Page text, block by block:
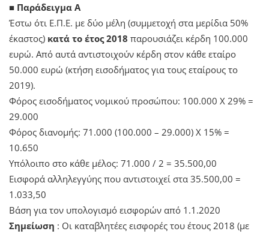
■ Παράδειγμα Α
Έστω ότι Ε.Π.Ε. με δύο μέλη (συμμετοχή στα μερίδια 50%
έκαστος) κατά το έτος 2018 παρουσιάζει κέρδη 100.000
ευρώ. Από αυτά αντιστοιχούν κέρδη στον κάθε εταίρο
50.000 ευρώ (κτήση εισοδήματος για τους εταίρους το
2019).
Φόρος εισοδήματος νομικού προσώπου: 100.000 Χ 29% =
29.000
Φόρος διανομής: 71.000 (100.000 – 29.000) Χ 15% =
10.650
Υπόλοιπο στο κάθε μέλος: 71.000 / 2 = 35.500,00
Εισφορά αλληλεγγύης που αντιστοιχεί στα 35.500,00 =
1.033,50
Βάση για τον υπολογισμό εισφορών από 1.1.2020
Σημείωση : Οι καταβλητέες εισφορές του έτους 2018 (με